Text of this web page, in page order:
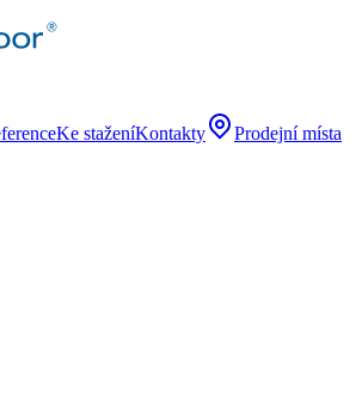
Ke staženíKontakty Prodejní místa